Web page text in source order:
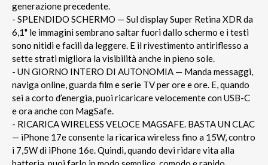
generazione precedente.
- SPLENDIDO SCHERMO — Sul display Super Retina XDR da
6,1" le immagini sembrano saltar fuori dallo schermo e i testi
sono nitidi e facili da leggere. E il rivestimento antiriflesso a
sette strati migliora la visibilità anche in pieno sole.
- UN GIORNO INTERO DI AUTONOMIA — Manda messaggi,
naviga online, guarda film e serie TV per ore e ore. E, quando
sei a corto d’energia, puoi ricaricare velocemente con USB-C
e ora anche con MagSafe.
- RICARICA WIRELESS VELOCE MAGSAFE. BASTA UN CLAC
— iPhone 17e consente la ricarica wireless fino a 15W, contro
i 7,5W di iPhone 16e. Quindi, quando devi ridare vita alla